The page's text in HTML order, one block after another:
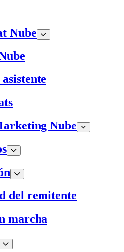
Nube
Nube
del remitente
marcha